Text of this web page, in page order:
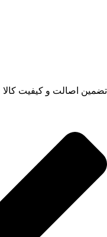
تضمین اصالت و کیفیت کالا